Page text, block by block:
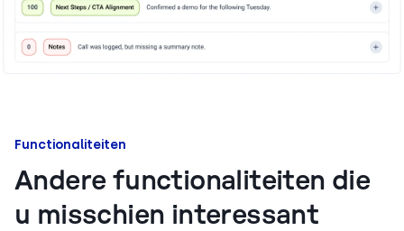
Functionaliteiten
Andere functionaliteiten die
u misschien interessant